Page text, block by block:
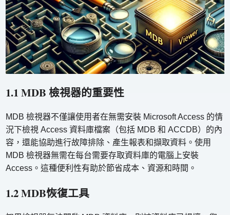
1.1 MDB 檢視器的重要性
MDB 檢視器不僅讓使用者在無需安裝 Microsoft Access 的情
況下檢視 Access 資料庫檔案（包括 MDB 和 ACCDB）的內
容，還能協助進行故障排除、產生報表和擷取資料。使用
MDB 檢視器無需在每台需要存取資料庫的電腦上安裝
Access。這種便利性有助於節省成本、資源和時間。
1.2 MDB恢復工具